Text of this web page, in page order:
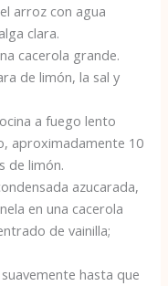
arroz con agua
clara.
cacerola grande.
de limón, la sal y
a fuego lento
aproximadamente 10
de limón.
azucarada,
en una cacerola
de vainilla;
hasta que